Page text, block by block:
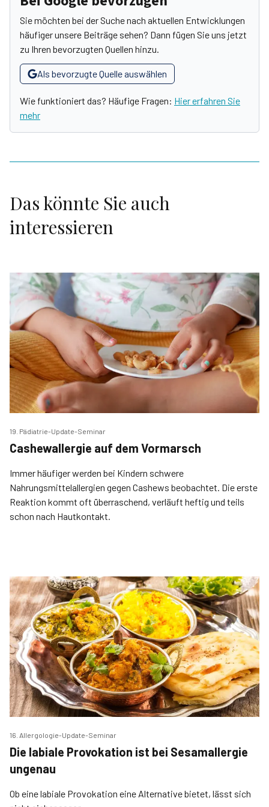
Sie möchten bei der Suche nach aktuellen Entwicklungen
häufiger unsere Beiträge sehen? Dann fügen Sie uns jetzt
zu Ihren bevorzugten Quellen hinzu.
Als bevorzugte Quelle auswählen
Wie funktioniert das? Häufige Fragen: Hier erfahren Sie
mehr
Das könnte Sie auch
interessieren
19. Pädiatrie-Update-Seminar
Cashewallergie auf dem Vormarsch
Immer häufiger werden bei Kindern schwere
Nahrungsmittelallergien gegen Cashews beobachtet. Die erste
Reaktion kommt oft überraschend, verläuft heftig und teils
schon nach Hautkontakt.
16. Allergologie-Update-Seminar
Die labiale Provokation ist bei Sesam­allergie
ungenau
Ob eine labiale Provokation eine Alternative bietet, lässt sich